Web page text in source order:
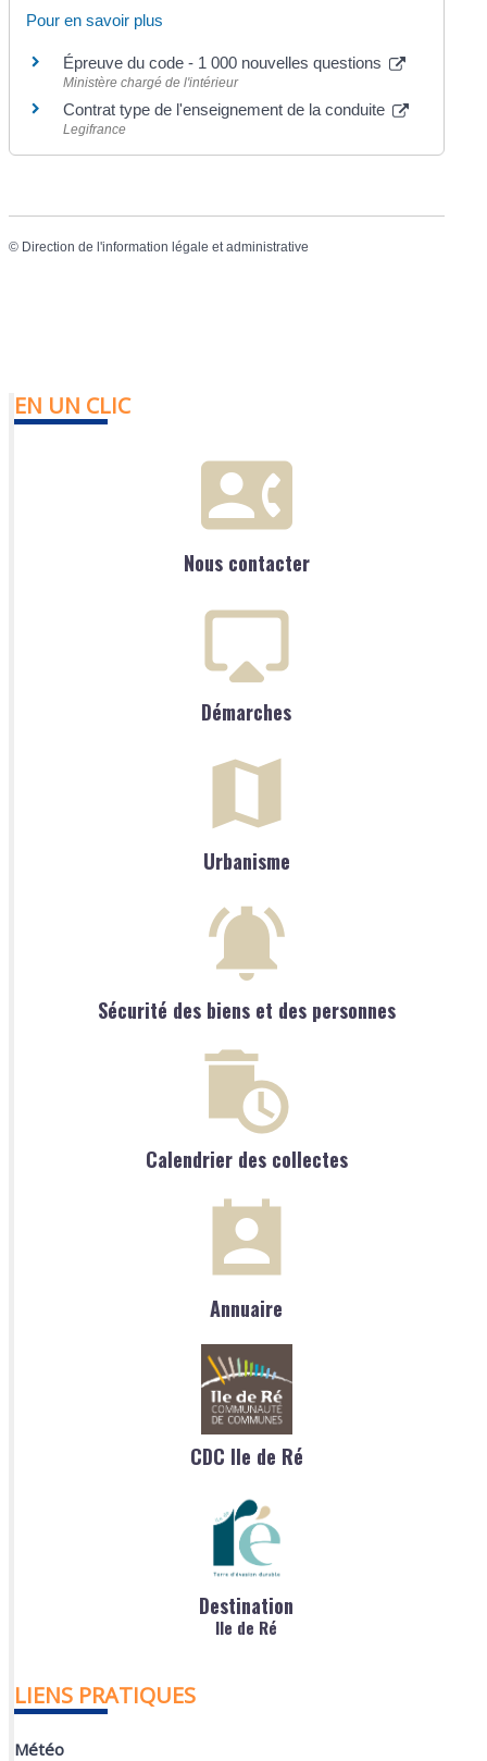
Pour en savoir plus
Épreuve du code - 1 000 nouvelles questions
Ministère chargé de l'intérieur
Contrat type de l'enseignement de la conduite
Legifrance
© Direction de l'information légale et administrative
EN UN CLIC
Nous contacter
Démarches
Urbanisme
Sécurité des biens et des personnes
Calendrier des collectes
Annuaire
CDC Ile de Ré
Destination
Ile de Ré
LIENS PRATIQUES
Météo